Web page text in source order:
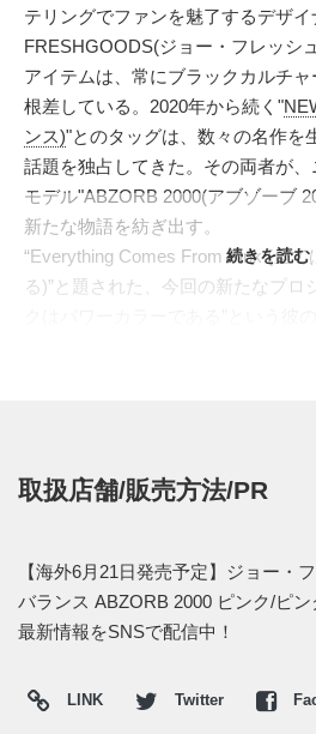
テリングでファンを魅了するデザ
FRESHGOODS(ジョー・フレッシ
アイテムは、常にブラックカルチ
根差している。2020年から続く"
ンス)"とのタッグは、数々の名作を
話題を独占してきた。その両者が
モデル"ABZORB 2000(アブゾーブ
新たな物語を紡ぎ出す。
“Everything Comes From Pink (全て
る)”と題された、今回の新たなプロ
ベースとなった"ABZORB 2000"の
ドという異なる素材を使い分けるこ
な表情と奥行きを生み出している
ピンクで統一され、"ABZORB SBS"
ッセージと、コラボレーションの
続きを読む
取扱店舗/販売方法/PR
【海外6月21日発売予定】ジョー・
バランス ABZORB 2000 ピンク/ピ
最新情報をSNSで配信中！
LINK Twitter